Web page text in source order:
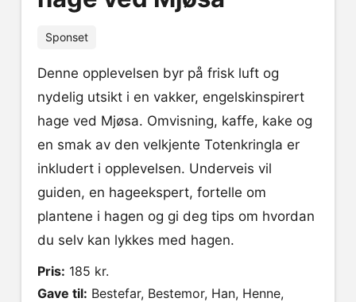
Sponset
Denne opplevelsen byr på frisk luft og
nydelig utsikt i en vakker, engelskinspirert
hage ved Mjøsa. Omvisning, kaffe, kake og
en smak av den velkjente Totenkringla er
inkludert i opplevelsen. Underveis vil
guiden, en hageekspert, fortelle om
plantene i hagen og gi deg tips om hvordan
du selv kan lykkes med hagen.
Pris: 185 kr.
Gave til: Bestefar, Bestemor, Han, Henne,